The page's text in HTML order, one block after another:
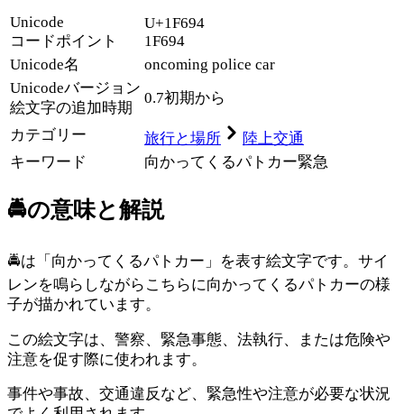
Unicode
コードポイント
U+1F694
1F694
Unicode名
oncoming police car
Unicodeバージョン
絵文字の追加時期
0.7初期から
カテゴリー 旅行と場所
陸上交通
キーワード
向かってくるパトカー緊急
🚔の意味と解説
🚔は「向かってくるパトカー」を表す絵文字です。サイ
レンを鳴らしながらこちらに向かってくるパトカーの様
子が描かれています。
この絵文字は、警察、緊急事態、法執行、または危険や
注意を促す際に使われます。
事件や事故、交通違反など、緊急性や注意が必要な状況